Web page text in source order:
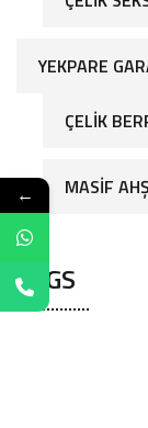
YEKPARE
ÇELIK
MASIF
TAGS
←